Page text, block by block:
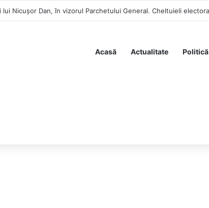
Acasă Actualitate Politică